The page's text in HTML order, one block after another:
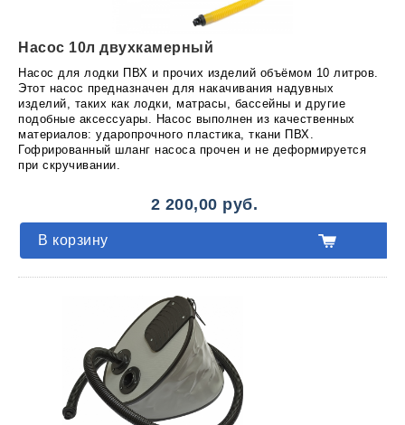
Насос 10л двухкамерный
Насос для лодки ПВХ и прочих изделий объёмом 10 литров.
Этот насос предназначен для накачивания надувных
изделий, таких как лодки, матрасы, бассейны и другие
подобные аксессуары. Насос выполнен из качественных
материалов: ударопрочного пластика, ткани ПВХ.
Гофрированный шланг насоса прочен и не деформируется
при скручивании.
В корзину
2 200,00 руб.